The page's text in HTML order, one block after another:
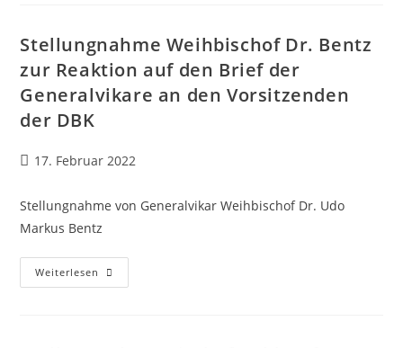
Stellungnahme Weihbischof Dr. Bentz
zur Reaktion auf den Brief der
Generalvikare an den Vorsitzenden
der DBK
Beitrag
17. Februar 2022
Stellungnahme von Generalvikar Weihbischof Dr. Udo
Markus Bentz
Weiterlesen Stellungnahme
Weihbischof